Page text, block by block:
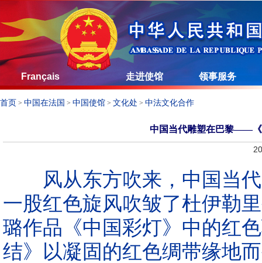
Français 走进使馆 领事服务
首页 > 中国在法国 > 中国使馆 > 文化处 > 中法文化合作
中国当代雕塑在巴黎——《
风从东方吹来，中国当代
一股红色旋风吹皱了杜伊勒
璐作品《中国彩灯》中的红
结》以凝固的红色绸带缘地